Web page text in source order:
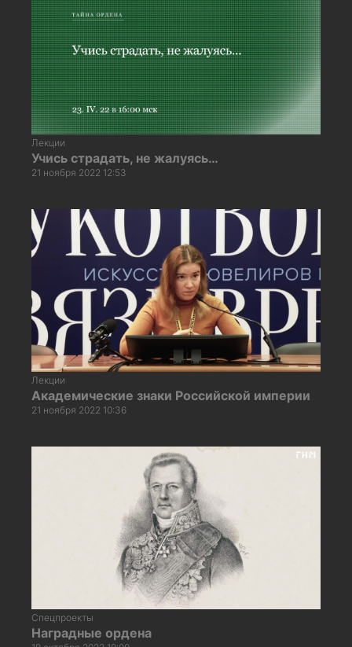
Лекции
Учись страдать, не жалуясь…
21 ноября 2022 12:53
Лекции
Академические знаки Российской империи
21 ноября 2022 10:36
Спецпроекты
Наградные ордена